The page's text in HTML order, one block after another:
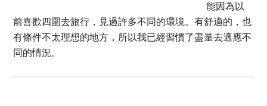
能因為以
前喜歡四圍去旅行，見過許多不同的環境。有舒適的，也
有條件不太理想的地方，所以我已經習慣了盡量去適應不
同的情況。